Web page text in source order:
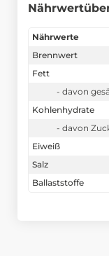
Nährwerte
Brennwert
Fett
- davon
Kohlenhydrate
- davon
Eiweiß
Salz
Ballaststoffe